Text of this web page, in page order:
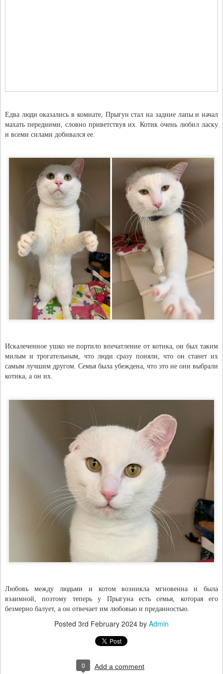
Едва люди оказались в комнате, Прыгун стал на задние лапы и начал
махать передними, словно приветствуя их. Котик очень любил ласку
и всеми силами добивался ее.
Искалеченное ушко не портило впечатление от котика, он был таким
милым и трогательным, что люди сразу поняли, что он станет их
самым лучшим другом. Семья была убеждена, что это не они выбрали
котика, а он их.
Любовь между людьми и котом возникла мгновенна и была
взаимной, поэтому теперь у Прыгуна есть семья, которая его
безмерно балует, а он отвечает им любовью и преданностью.
Posted 3rd February 2024 by Admin
0 Add a comment